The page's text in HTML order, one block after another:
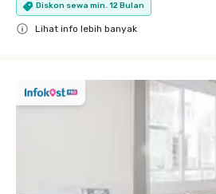
Diskon sewa min. 12 Bulan
Lihat info lebih banyak